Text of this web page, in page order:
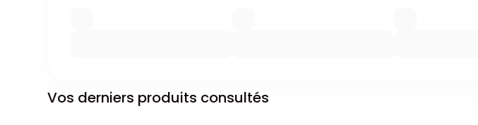
Vos derniers produits consultés